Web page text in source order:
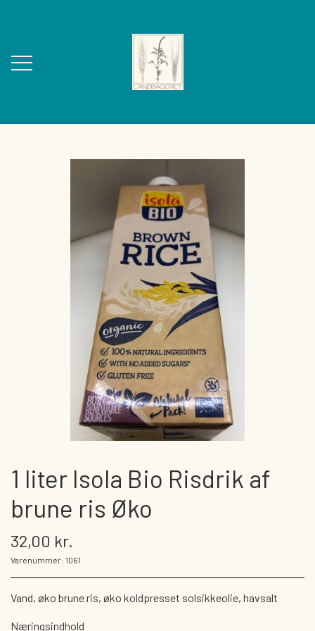
FORSIDE
OM OS
KONTAKT
WEBSHOP
BAGVÆRK
BRØDVARER
KAGER OG WIENERBRØD
DIVERSE BOLLER M.M.
PÅLÆG
SMØREPÅLÆG
FÆRDIGPAKKEDE KIKS, BRØD OG KNÆKBRØD
KØLEVARER
VEGANSKE KØLEVARER
GRYN
VOELKEL OG BEUTELSBACHER
DIVERSE DRIKKEVARER
KAFFE/TE/VAND
PASTA
SLIK
DIVERSE
1 liter Isola Bio Risdrik af
brune ris Øko
32,00 kr.
Varenummer: 1061
Vand, øko brune ris, øko koldpresset solsikkeolie, havsalt
Næringsindhold